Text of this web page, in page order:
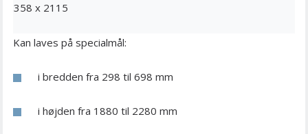
358 x 2115
Kan laves på specialmål:
i bredden fra 298 til 698 mm
i højden fra 1880 til 2280 mm